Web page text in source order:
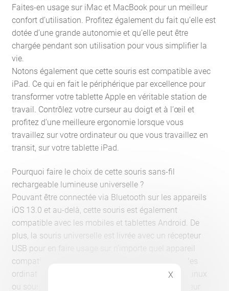
Faites-en usage sur iMac et MacBook pour un meilleur
confort d’utilisation. Profitez également du fait qu’elle est
dotée d’une grande autonomie et qu’elle peut être
chargée pendant son utilisation pour vous simplifier la
vie.
Notons également que cette souris est compatible avec
iPad. Ce qui en fait le périphérique par excellence pour
transformer votre tablette Apple en véritable station de
travail. Contrôlez votre curseur au doigt et à l’œil et
profitez d’une meilleure ergonomie lorsque vous
travaillez sur votre ordinateur ou que vous travaillez en
transit, sur votre tablette iPad.
Pourquoi faire le choix de cette souris sans-fil
rechargeable lumineuse universelle ?
Pouvant être connectée via Bluetooth sur les appareils
iOS 13.0 et au-delà, cette souris est également
compatible avec les mobiles et tablettes Android. De
plus, la souris universelle est livrée avec un récepteur
USB pour en faire usage sur n’importe quel appareil
compatible. Vous pourrez l’utiliser aussi bien sur les
ordinateurs Apple que sur les modèles Windows, Linux
ou sous tout autre système. Notons que ce récepteur
X